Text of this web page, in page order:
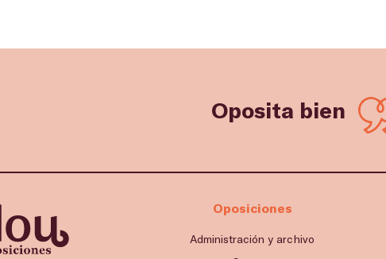
Oposita bien
Oposiciones
Administración y archivo